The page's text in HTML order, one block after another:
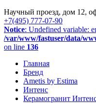
Научный проезд, дом 12,
+7(495) 777-07-90
Notice: Undefined variable:
/var/www/fastuser/data/
on line 136
Главная
Бренд
Ametis by Estima
Интенс
Керамогранит